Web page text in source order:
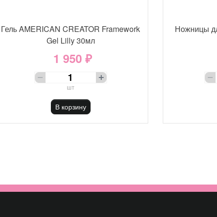
Гель AMERICAN CREATOR Framework
Gel Lilly 30мл
1 950 ₽
шт
В корзину
Ножницы